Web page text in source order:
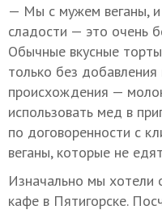
— Мы с мужем веганы, и
сладости — это очень
Обычные вкусные
только без
происхождения —
использовать мед в
по договоренности с
веганы, которые не
Изначально мы хотели
кафе в Пятигорске.